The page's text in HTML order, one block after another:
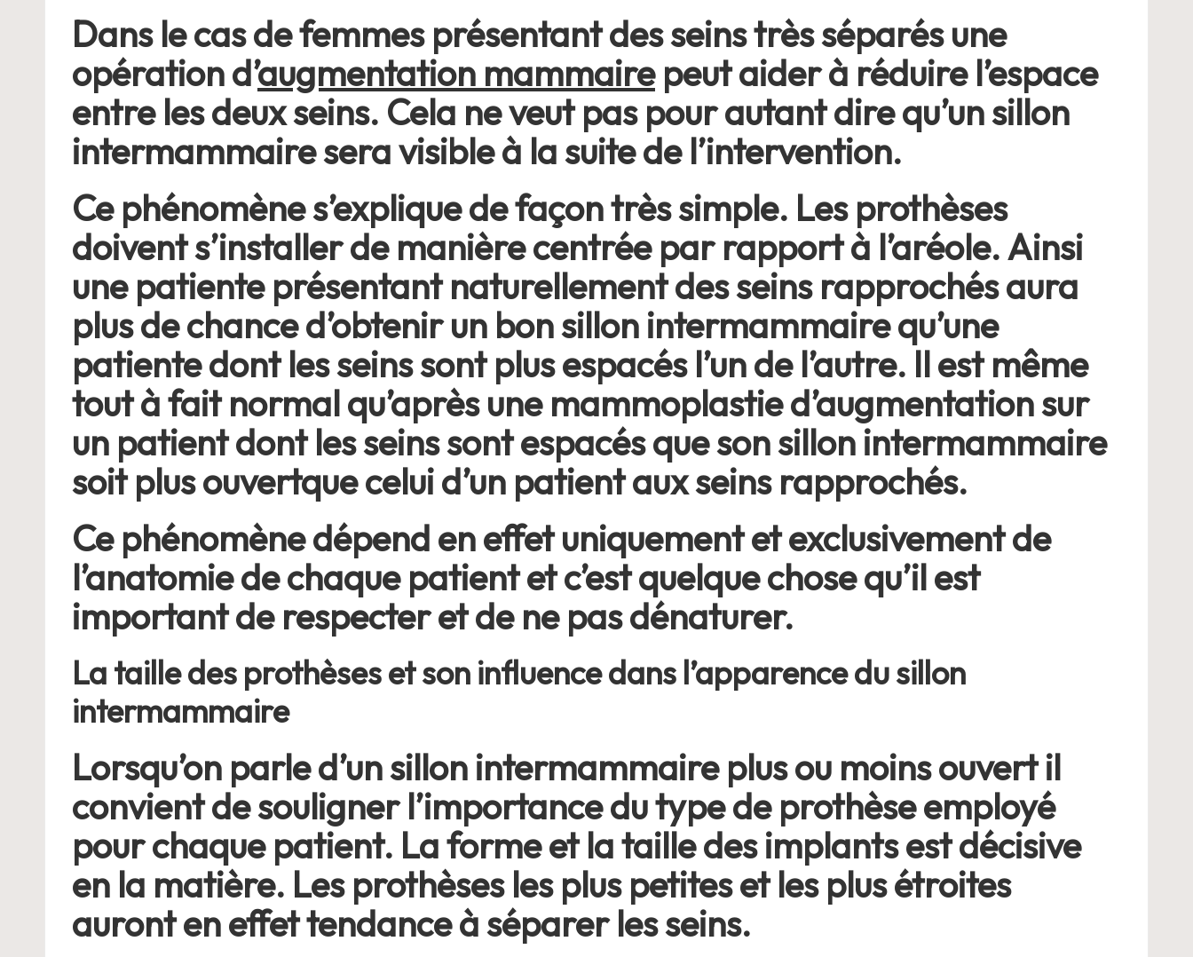
Dans le cas de femmes présentant des seins très séparés une
opération d’augmentation mammairepeut aider à réduire l’espace
entre les deux seins. Cela ne veut pas pour autant dire qu’un sillon
intermammaire sera visible à la suite de l’intervention.
Ce phénomène s’explique de façon très simple. Les prothèses
doivent s’installer de manière centrée par rapport à l’aréole. Ainsi
une patiente présentant naturellement des seins rapprochés aura
plus de chance d’obtenir un bon sillon intermammaire qu’une
patiente dont les seins sont plus espacés l’un de l’autre. Il est même
tout à fait normal qu’après une mammoplastie d’augmentation sur
un patient dont les seins sont espacés que son sillon intermammaire
soit plus ouvertque celui d’un patient aux seins rapprochés.
Ce phénomène dépend en effet uniquement et exclusivement de
l’anatomie de chaque patient et c’est quelque chose qu’il est
important de respecter et de ne pas dénaturer.
La taille des prothèses et son influence dans l’apparence du sillon
intermammaire
Lorsqu’on parle d’un sillon intermammaire plus ou moins ouvert il
convient de souligner l’importance du type de prothèse employé
pour chaque patient. La forme et la taille des implants est décisive
en la matière. Les prothèses les plus petites et les plus étroites
auront en effet tendance à séparer les seins.